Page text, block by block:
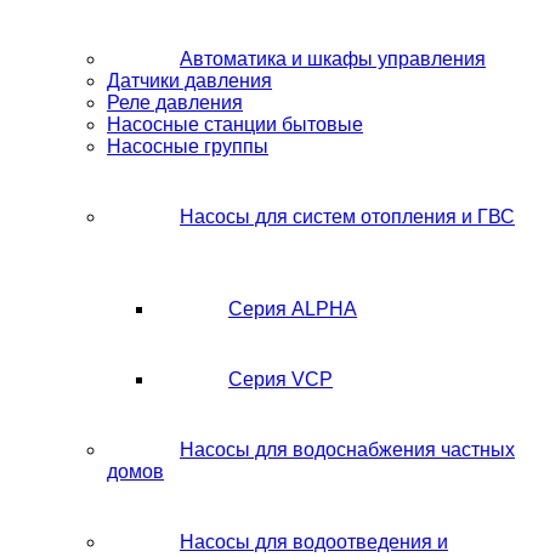
Автоматика и шкафы управления
Датчики давления
Реле давления
Насосные станции бытовые
Насосные группы
Насосы для систем отопления и ГВС
Серия ALPHA
Серия VCP
Насосы для водоснабжения частных
домов
Насосы для водоотведения и